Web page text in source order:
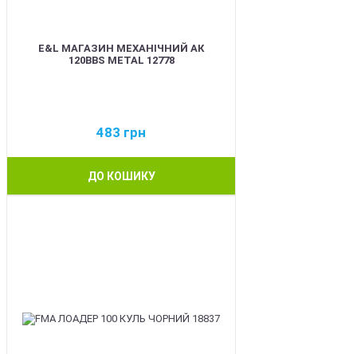
E&L МАГАЗИН МЕХАНІЧНИЙ АК
120BBS METAL 12778
483 грн
ДО КОШИКУ